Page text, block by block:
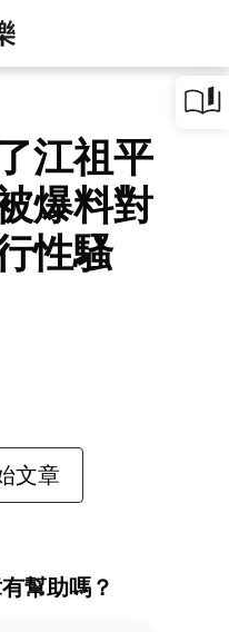
江祖平
爆料對
性騷
文章
幫助嗎？